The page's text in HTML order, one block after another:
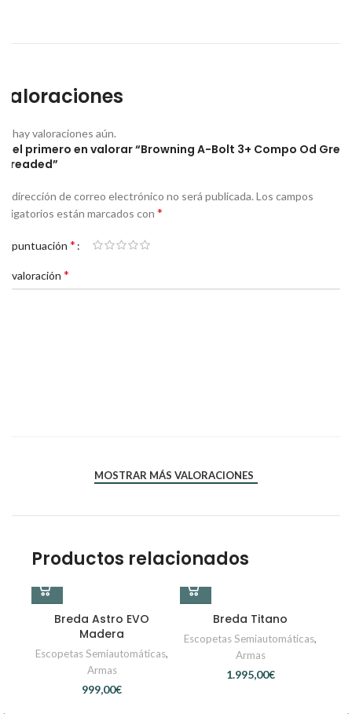
hay valoraciones aún.
el primero en valorar “Browning A-Bolt 3+ Compo Od
dirección de correo electrónico no será publicada.Los campos
están marcados con *
puntuación *
valoración *
MOSTRAR MÁS VALORACIONES
Productos relacionados
Breda Astro EVO
Madera
Escopetas Semiautomáticas,
Armas
€
Breda Titano
Escopetas Semiautomáticas,
Armas
€